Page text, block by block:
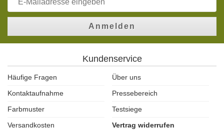
Anmelden
Kundenservice
Häufige Fragen
Über uns
Kontaktaufnahme
Pressebereich
Farbmuster
Testsiege
Versandkosten
Vertrag widerrufen